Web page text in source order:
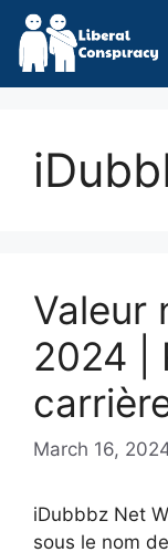
Skip
content
Valeur
2024 |
March 16,
iDubbbz Net
sous le nom